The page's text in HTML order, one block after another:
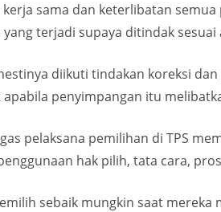
sama dan keterlibatan
terjadi supaya ditindak
diikuti tindakan koreksi
penyimpangan itu
pelaksana pemilihan di TPS
hak pilih, tata cara,
sebaik mungkin saat